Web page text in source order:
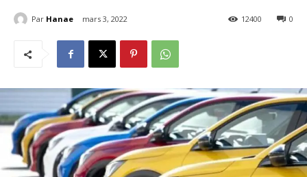
Par Hanae mars 3, 2022 0
12400